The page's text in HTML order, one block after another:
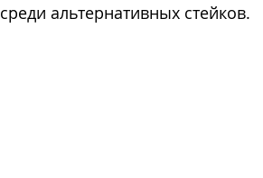
среди альтернативных стейков.